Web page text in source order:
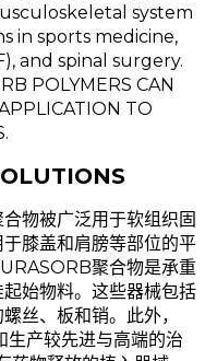
system
in sports medicine,
and spinal surgery.
POLYMERS CAN
TO
物被广泛用于软组织固
膝盖和肩膀等部位的平
聚合物是承重
始物料。这些器械包括
丝、板和销。此外，
产较先进与高端的治